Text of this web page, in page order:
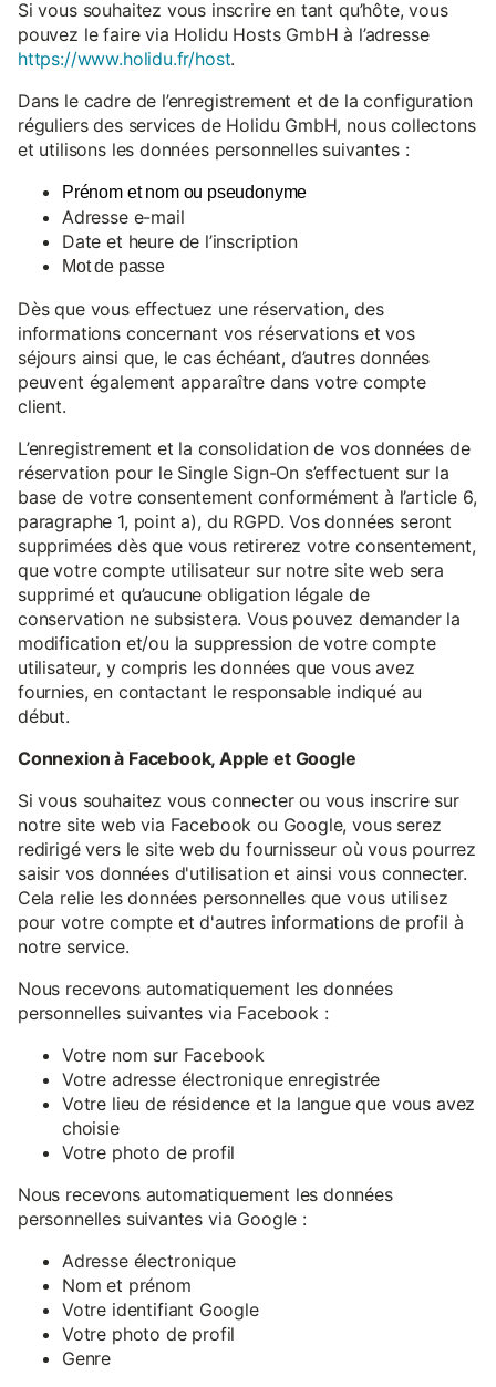
Si vous souhaitez vous inscrire en tant qu’hôte, vous
pouvez le faire via Holidu Hosts GmbH à l’adresse
https://www.holidu.fr/host.
Dans le cadre de l’enregistrement et de la configuration
réguliers des services de Holidu GmbH, nous collectons
et utilisons les données personnelles suivantes :
Prénom et nom ou pseudonyme
Adresse e-mail
Date et heure de l’inscription
Mot de passe
Dès que vous effectuez une réservation, des
informations concernant vos réservations et vos
séjours ainsi que, le cas échéant, d’autres données
peuvent également apparaître dans votre compte
client.
L’enregistrement et la consolidation de vos données de
réservation pour le Single Sign-On s’effectuent sur la
base de votre consentement conformément à l’article 6,
paragraphe 1, point a), du RGPD. Vos données seront
supprimées dès que vous retirerez votre consentement,
que votre compte utilisateur sur notre site web sera
supprimé et qu’aucune obligation légale de
conservation ne subsistera. Vous pouvez demander la
modification et/ou la suppression de votre compte
utilisateur, y compris les données que vous avez
fournies, en contactant le responsable indiqué au
début.
Connexion à Facebook, Apple et Google
Si vous souhaitez vous connecter ou vous inscrire sur
notre site web via Facebook ou Google, vous serez
redirigé vers le site web du fournisseur où vous pourrez
saisir vos données d'utilisation et ainsi vous connecter.
Cela relie les données personnelles que vous utilisez
pour votre compte et d'autres informations de profil à
notre service.
Nous recevons automatiquement les données
personnelles suivantes via Facebook :
Votre nom sur Facebook
Votre adresse électronique enregistrée
Votre lieu de résidence et la langue que vous avez
choisie
Votre photo de profil
Nous recevons automatiquement les données
personnelles suivantes via Google :
Adresse électronique
Nom et prénom
Votre identifiant Google
Votre photo de profil
Genre